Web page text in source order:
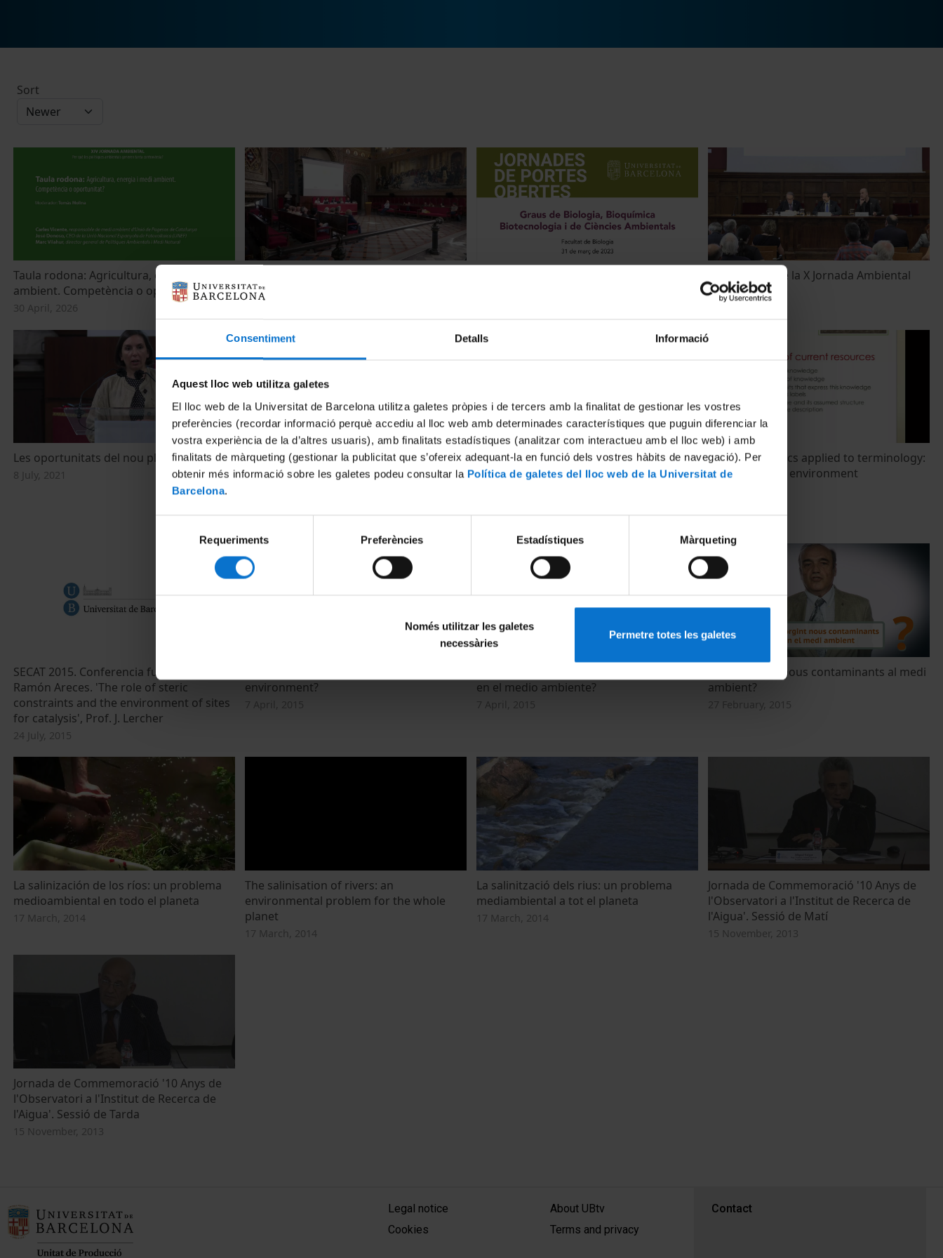
Consentiment Detalls Informació
Aquest lloc web utilitza galetes
El lloc web de la Universitat de Barcelona utilitza galetes pròpies i de tercers amb la finalitat de gestionar les vostres
preferències (recordar informació perquè accediu al lloc web amb determinades característiques que puguin diferenciar la
vostra experiència de la d’altres usuaris), amb finalitats estadístiques (analitzar com interactueu amb el lloc web) i amb
finalitats de màrqueting (gestionar la publicitat que s’ofereix adequant-la en funció dels vostres hàbits de navegació). Per
obtenir més informació sobre les galetes podeu consultar la Política de galetes del lloc web de la Universitat de
Barcelona.
consentiment
Requeriments Preferències Estadístiques Màrqueting
Només utilitzar les galetes
necessàries
Permetre totes les galetes
Sort
Taula rodona: Agricultura, energia i medi
ambient. Competència o oportunitat?
30 April, 2026
2 July, 2024
Inauguració de la X Jornada Ambiental
5 April, 2022
Les oportunitats del nou pla a Catalunya
8 July, 2021
IX Jornada Ambiental: Arriben diners d
´Europa, ajudaran a trencar amb la
Reportatge de la VI Jornada Ambiental
28 September, 2017
Frame semantics applied to terminology:
the case of the environment
SECAT 2015. Conferencia fundación
Ramón Areces. 'The role of steric
constraints and the environment of sites
for catalysis', Prof. J. Lercher
24 July, 2015
environment?
en el medio ambiente?
Estan sorgint nous contaminants al medi
ambient?
27 February, 2015
La salinización de los ríos: un problema
medioambiental en todo el planeta
17 March, 2014
The salinisation of rivers: an
environmental problem for the whole
planet
17 March, 2014
La salinització dels rius: un problema
mediambiental a tot el planeta
17 March, 2014
Jornada de Commemoració '10 Anys de
l'Observatori a l'Institut de Recerca de
l'Aigua'. Sessió de Matí
15 November, 2013
Jornada de Commemoració '10 Anys de
l'Observatori a l'Institut de Recerca de
l'Aigua'. Sessió de Tarda
15 November, 2013
MENÚ PEU 1
Legal notice
Cookies
PEU 2
About UBtv
Terms and privacy
PEU 3
Contact